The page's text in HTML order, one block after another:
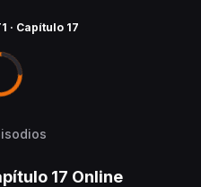
· Capítulo 17
17 Online